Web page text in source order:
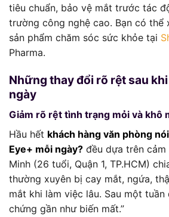
tiêu chuẩn, bảo vệ mắt trước tác
trường công nghệ cao. Bạn có thể
sản phẩm chăm sóc sức khỏe tại
Pharma.
Những thay đổi rõ rệt sau
ngày
Giảm rõ rệt tình trạng mỏi và khô
Hầu hết khách hàng văn phòng
Eye+ mỗi ngày? đều dựa trên
Minh (26 tuổi, Quận 1, TP.HCM)
thường xuyên bị cay mắt, ngứa,
mắt khi làm việc lâu. Sau một tuần
chứng gần như biến mất.”